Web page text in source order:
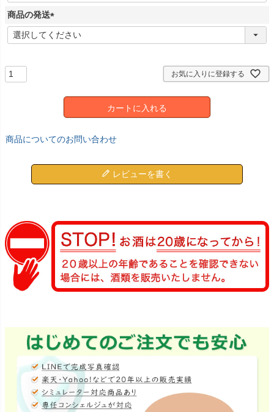
商品の発送
(
必
お気に入りに登録する
カートに入れる
商品についてのお問い合わせ
レビューを書く